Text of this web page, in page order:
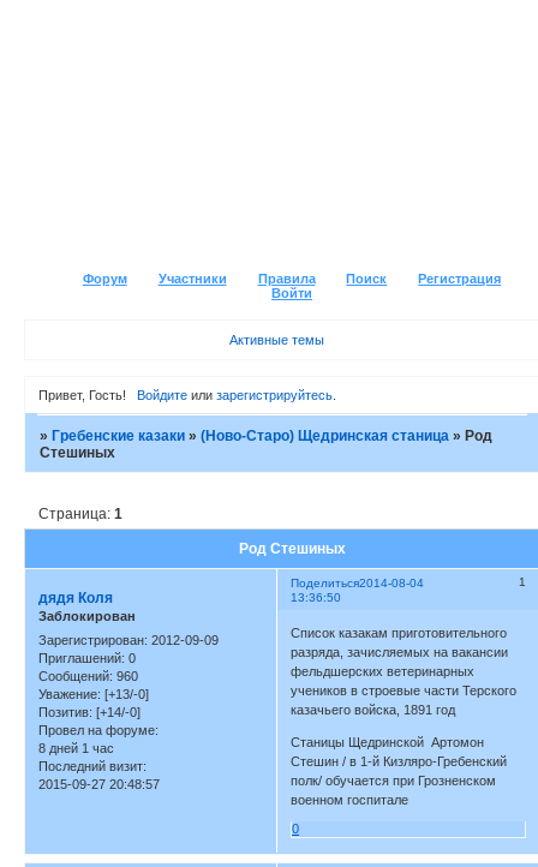
Форум Участники Правила Поиск
Регистрация
Войти
Активные темы
Привет, Гость! Войдитеили зарегистрируйтесь.
»Гребенские казаки »(Ново-Старо) Щедринская станица »Род
Стешиных
Род Стешиных
Страница:1
Поделиться 1
2014-08-04
13:36:50
дядя Коля
Заблокирован
Зарегистрирован: 2012-09-09
Приглашений: 0
Сообщений: 960
Уважение: [+13/-0]
Позитив: [+14/-0]
Провел на форуме:
8 дней 1 час
Последний визит:
2015-09-27 20:48:57
Список казакам приготовительного
разряда, зачисляемых на вакансии
фельдшерских ветеринарных
учеников в строевые части Терского
казачьего войска, 1891 год
Станицы Щедринской Артомон
Стешин / в 1-й Кизляро-Гребенский
полк/ обучается при Грозненском
военном госпитале
0